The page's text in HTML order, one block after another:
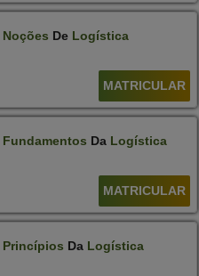
Noções De Logística
MATRICULAR
Fundamentos Da Logística
MATRICULAR
Princípios Da Logística